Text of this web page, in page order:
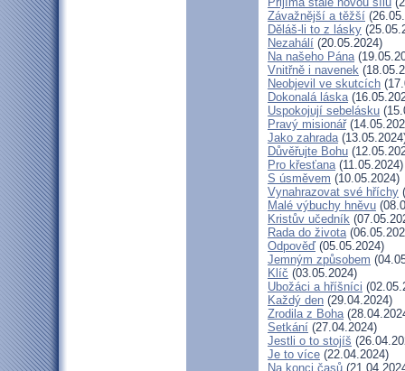
Závažnější a těžší
Děláš-li to z lásky
Nezahálí (20.05.2024)
Na našeho Pána
Vnitřně i navenek
Neobjevil ve skutcích
Dokonalá láska
Uspokojují sebelásku
Pravý misionář
Jako zahrada
Důvěřujte Bohu
Pro křesťana(11.05.2024)
S úsměvem (10.05.2024)
Vynahrazovat své hříchy
Malé výbuchy hněvu
Kristův učedník
Rada do života
Odpověď (05.05.2024)
Jemným způsobem
Klíč (03.05.2024)
Ubožáci a hříšníci
Každý den (29.04.2024)
Zrodila z Boha
Setkání (27.04.2024)
Jestli o to stojíš
Je to více (22.04.2024)
Na konci časů